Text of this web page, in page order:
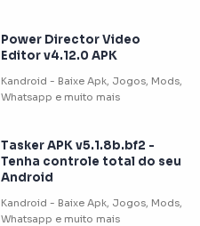
Power Director Video
Editor v4.12.0 APK
Tasker APK v5.1.8b.bf2 -
Tenha controle total do seu
Android